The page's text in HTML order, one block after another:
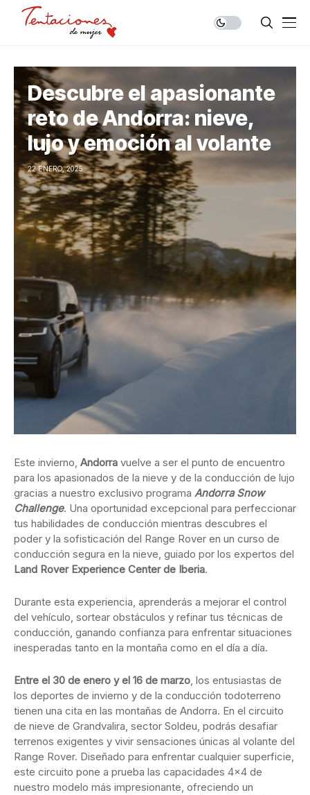
Descubre el apasionante
reto de Andorra: nieve,
lujo y emoción al volante
22 ENERO, 2025
Este invierno, Andorra vuelve a ser el punto de encuentro
para los apasionados de la nieve y de la conducción de lujo
gracias a nuestro exclusivo programa Andorra Snow
Challenge. Una oportunidad excepcional para perfeccionar
tus habilidades de conducción mientras descubres el
poder y la sofisticación del Range Rover en un curso de
conducción segura en la nieve, guiado por los expertos del
Land Rover Experience Center de Iberia.
Durante esta experiencia, aprenderás a mejorar el control
del vehículo, sortear obstáculos y refinar tus técnicas de
conducción, ganando confianza para enfrentar situaciones
inesperadas tanto en la montaña como en el día a día.
Entre el 30 de enero y el 16 de marzo, los entusiastas de
los deportes de invierno y de la conducción todoterreno
tienen una cita en las montañas de Andorra. En el circuito
de nieve de Grandvalira, sector Soldeu, podrás desafiar
terrenos exigentes y vivir sensaciones únicas al volante del
Range Rover. Diseñado para enfrentar cualquier superficie,
este circuito pone a prueba las capacidades 4×4 de
nuestro modelo más impresionante, ofreciendo un